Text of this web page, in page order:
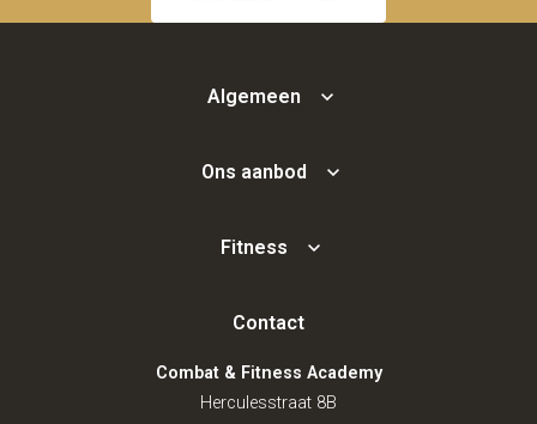
Algemeen
Ons aanbod
Fitness
Contact
Combat & Fitness Academy
Herculesstraat 8B